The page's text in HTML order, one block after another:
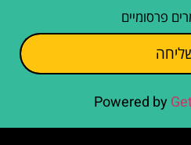
פרסומיים
Powered by